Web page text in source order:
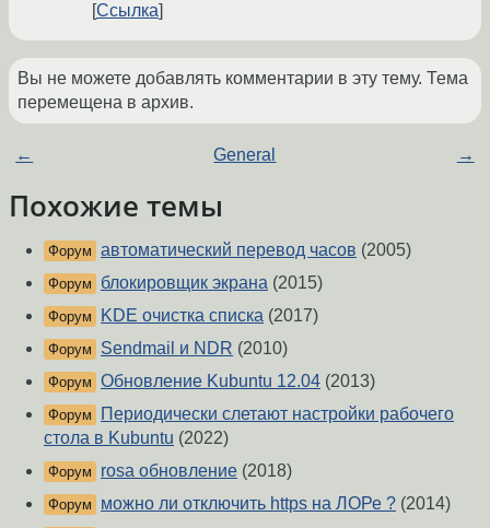
Ссылка
Вы не можете добавлять комментарии в эту тему. Тема
перемещена в архив.
← General →
Похожие темы
Форум автоматический перевод часов (2005)
Форум блокировщик экрана (2015)
Форум KDE очистка списка (2017)
Форум Sendmail и NDR (2010)
Форум Обновление Kubuntu 12.04 (2013)
Форум
Периодически слетают настройки рабочего
стола в Kubuntu (2022)
Форум rosa обновление (2018)
Форум можно ли отключить https на ЛОРе ? (2014)